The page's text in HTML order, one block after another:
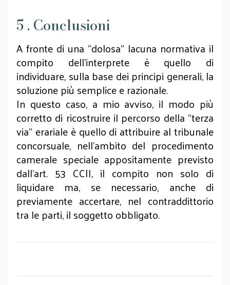
5 . Conclusioni
A fronte di una “dolosa” lacuna normativa il
compito dell’interprete è quello di
individuare, sulla base dei principi generali, la
soluzione più semplice e razionale.
In questo caso, a mio avviso, il modo più
corretto di ricostruire il percorso della “terza
via” erariale è quello di attribuire al tribunale
concorsuale, nell’ambito del procedimento
camerale speciale appositamente previsto
dall’art. 53 CCII, il compito non solo di
liquidare ma, se necessario, anche di
previamente accertare, nel contraddittorio
tra le parti, il soggetto obbligato.